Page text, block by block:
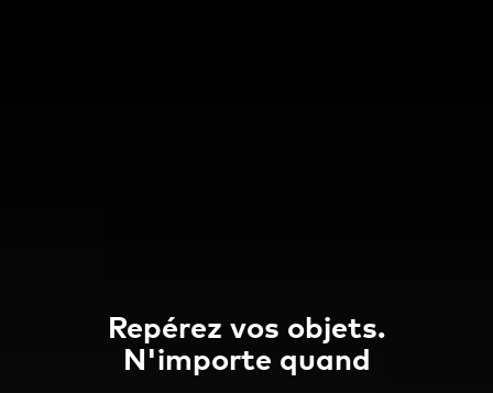
Repérez vos objets.
N'importe quand